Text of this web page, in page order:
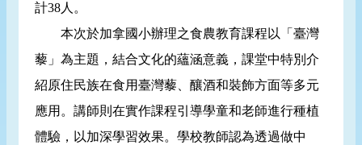
計38人。
本次於加拿國小辦理之食農教育課程以「臺灣
藜」為主題，結合文化的蘊涵意義，課堂中特別介
紹原住民族在食用臺灣藜、釀酒和裝飾方面等多元
應用。講師則在實作課程引導學童和老師進行種植
體驗，以加深學習效果。學校教師認為透過做中